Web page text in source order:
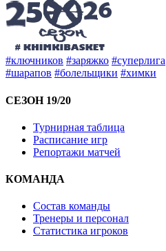
#ключников #заряжко #суперлига
#шарапов #болельщики #химки
СЕЗОН 19/20
Турнирная таблица
Расписание игр
Репортажи матчей
КОМАНДА
Состав команды
Тренеры и персонал
Статистика игроков